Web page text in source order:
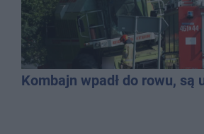
Kombajn wpadł do rowu, są